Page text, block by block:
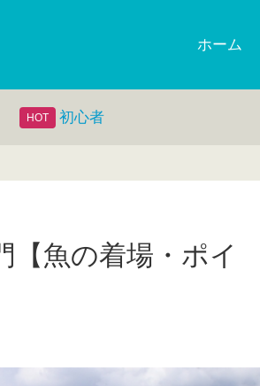
ホーム
初心者
【魚の着場・ポイ